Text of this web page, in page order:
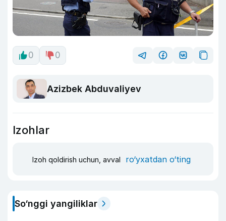
0 0
Azizbek Abduvaliyev
Izohlar
Izoh qoldirish uchun, avval ro‘yxatdan o‘ting
So‘nggi yangiliklar